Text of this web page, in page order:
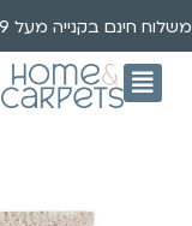
משלוח חינם בקנייה מעל 699 ₪